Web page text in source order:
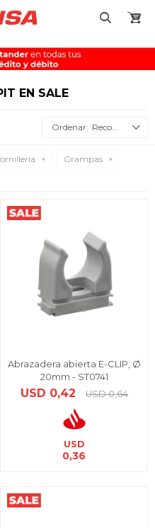
EN SALE
Recomendados
Grampas
Abrazadera abierta E-CLIP, Ø
20mm - ST0741
USD 0,42 USD 0,64
USD
0,36